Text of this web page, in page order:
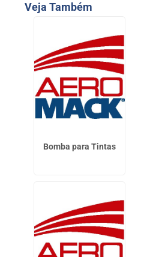
Veja Também
Bomba para Tintas